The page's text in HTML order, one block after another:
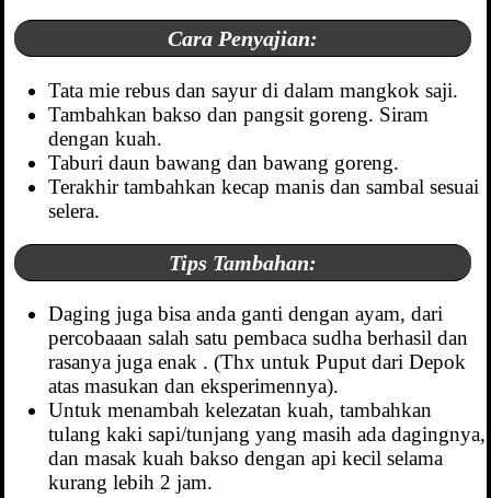
Cara Penyajian:
Tata mie rebus dan sayur di dalam mangkok saji.
Tambahkan bakso dan pangsit goreng. Siram
dengan kuah.
Taburi daun bawang dan bawang goreng.
Terakhir tambahkan kecap manis dan sambal sesuai
selera.
Tips Tambahan:
Daging juga bisa anda ganti dengan ayam, dari
percobaaan salah satu pembaca sudha berhasil dan
rasanya juga enak . (Thx untuk Puput dari Depok
atas masukan dan eksperimennya).
Untuk menambah kelezatan kuah, tambahkan
tulang kaki sapi/tunjang yang masih ada dagingnya,
dan masak kuah bakso dengan api kecil selama
kurang lebih 2 jam.